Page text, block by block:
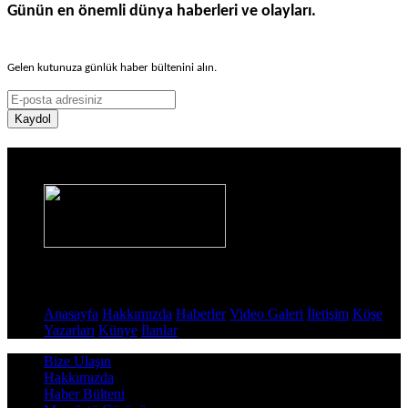
Günün en önemli dünya haberleri ve olayları.
Gelen kutunuza günlük haber bültenini alın.
Kaydol
Anasayfa Hakkımızda Haberler Video Galeri İletişim Köşe
Yazarları Künye İlanlar
Bize Ulaşın
Hakkımızda
Haber Bülteni